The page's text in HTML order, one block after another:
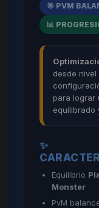
🎯 PVM
📊
desde nivel
para lograr
equilibrado
✨
Equilibrio
Monster
PvM